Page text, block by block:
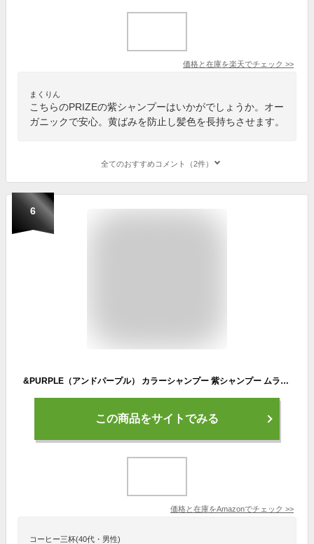
価格と在庫を楽天でチェック >>
まくりん
こちらのPRIZEの紫シャンプーはいかがでしょうか。オー
ガニックで安心。黄ばみを防止し髪色を長持ちさせます。
全てのおすすめコメント（2件）
6
&PURPLE（アンドパープル） カラーシャンプー 紫シャンプー ムラシャン サロン専売品 250ml 保湿効果の高い9種類のオーガニック・ハーブエキス配合 ノンシリコン
この商品をサイトでみる
価格と在庫をAmazonでチェック >>
コーヒー三杯(40代・男性)